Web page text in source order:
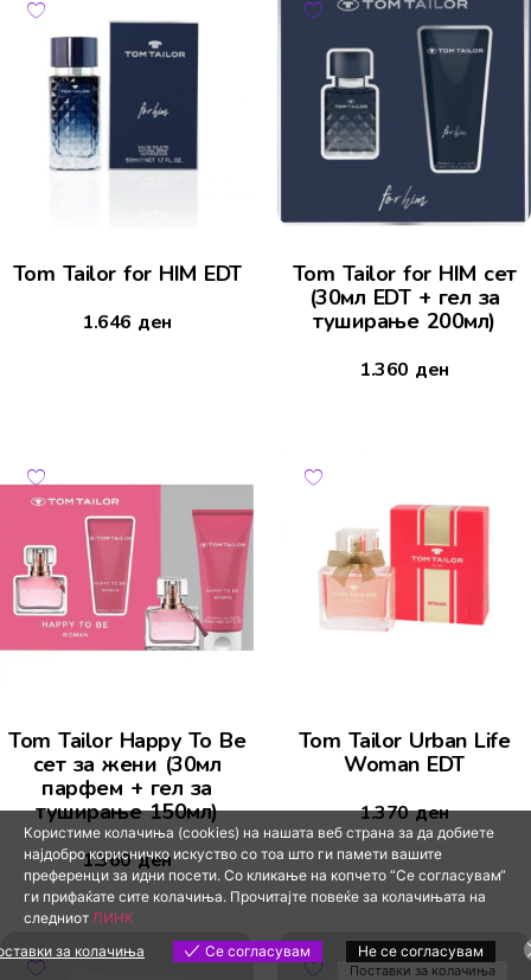
Tom Tailor for HIM EDT
1.646 ден
Tom Tailor for HIM сет
(30мл EDT + гел за
туширање 200мл)
1.360 ден
Tom Tailor Happy To Be
сет за жени (30мл
парфем + гел за
туширање 150мл)
1.360ден
Tom Tailor Urban Life
Woman EDT
1.370ден
Користиме колачиња (cookies) на нашата веб страна за да добиете
најдобро корисничко искуство со тоа што ги памети вашите
преференци за идни посети. Со кликање на копчето “Се согласувам“
ги прифаќате сите колачиња. Прочитајте повеќе за колачињата на
следниот ЛИНК
за колачиња
Се согласувам Не се согласувам
Поставки за колачиња